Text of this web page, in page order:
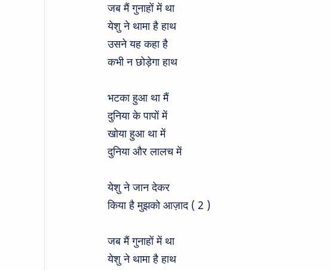
जब मैं गुनाहों में था
येशु ने थामा है हाथ
उसने यह कहा है
कभी न छोड़ेगा हाथ
भटका हुआ था मैं
दुनिया के पापों में
खोया हुआ था में
दुनिया और लालच में
येशु ने जान देकर
किया है मुझको आज़ाद ( 2 )
जब मैं गुनाहों में था
येशु ने थामा है हाथ